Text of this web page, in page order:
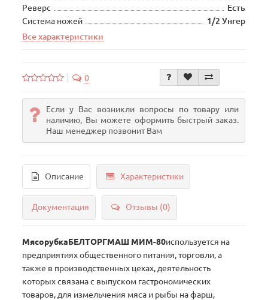
Реверс
Есть
Система ножей
1/2 Унгер
Все характеристики
0
Если у Вас возникли вопросы по товару или
наличию, Вы можете оформить быстрый заказ.
Наш менеджер позвонит Вам
Описание Характеристики
Документация Отзывы (0)
МясорубкаБЕЛТОРГМАШ МИМ-80используется на
предприятиях общественного питания, торговли, а
также в производственных цехах, деятельность
которых связана с выпуском гастрономических
товаров, для измельчения мяса и рыбы на фарш,